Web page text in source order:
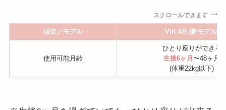
スクロールできます
項目／モデル Viit AB (新モデル)
使用可能月齢
ひとり座りができる
生後6ヶ月〜48ヶ月
(体重22kg以下)